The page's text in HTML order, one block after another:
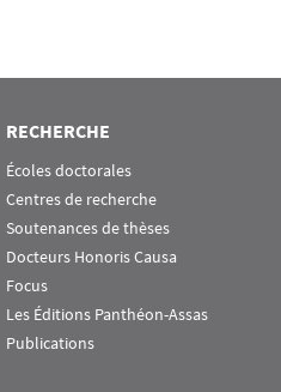
RECHERCHE
Écoles doctorales
Centres de recherche
Soutenances de thèses
Docteurs Honoris Causa
Focus
Les Éditions Panthéon-Assas
Publications